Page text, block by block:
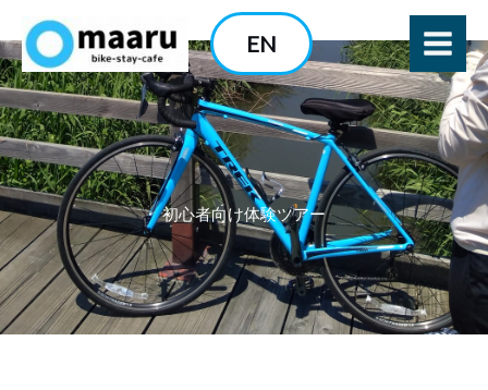
容
を
ス
キ
ッ
プ
EN
初心者向け体験ツアー